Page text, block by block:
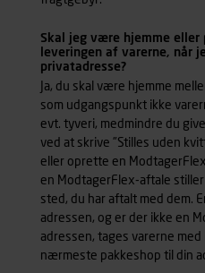
Skal jeg være hjemme eller
leveringen af varerne, når
privatadresse?
Ja, du skal være hjemme
som udgangspunkt ikke
evt. tyveri, medmindre du
ved at skrive ”Stilles uden
eller oprette en
en ModtagerFlex-aftale
sted, du har aftalt med dem.
adressen, og er der ikke en
adressen, tages varerne
nærmeste pakkeshop til din